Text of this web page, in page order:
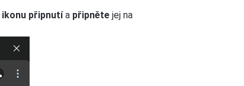
ikonu připnutía připněte jej na